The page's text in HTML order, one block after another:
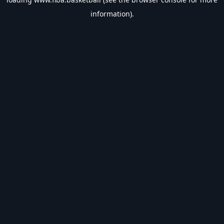
information).